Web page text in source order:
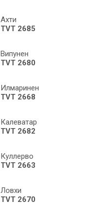
Ахти
TVT 2685
Випунен
TVT 2680
Илмаринен
TVT 2668
Калеватар
TVT 2682
Куллерво
TVT 2663
Ловхи
TVT 2670